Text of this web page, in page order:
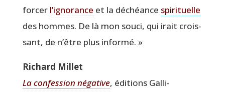
for­cer l’ignorance et la déchéance spi­ri­tuelle
des hommes. De là mon sou­ci, qui irait crois­
sant, de n’être plus informé. »
Richard Millet
La confes­sion néga­tive, édi­tions Gal­li­